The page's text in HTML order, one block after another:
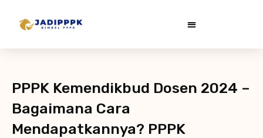
PPPK Kemendikbud Dosen 2024 –
Bagaimana Cara
Mendapatkannya? PPPK